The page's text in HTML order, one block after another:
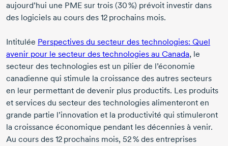
aujourd’hui une PME sur trois (30 %) prévoit investir dans
des logiciels au cours des 12 prochains mois.
Intitulée Perspectives du secteur des technologies: Quel
avenir pour le secteur des technologies au Canada, le
secteur des technologies est un pilier de l’économie
canadienne qui stimule la croissance des autres secteurs
en leur permettant de devenir plus productifs. Les produits
et services du secteur des technologies alimenteront en
grande partie l’innovation et la productivité qui stimuleront
la croissance économique pendant les décennies à venir.
Au cours des 12 prochains mois, 52 % des entreprises